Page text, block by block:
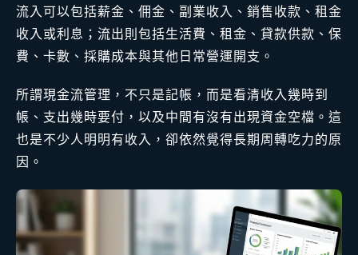
流入可以包括薪金、佣金、副業收入、銷售收款、租金
收入或利息；流出則包括生活費、租金、貸款供款、保
費、卡數、採購成本與其他日常營運開支。
所謂現金流管理，不只是記帳，而是看清收入幾時到
帳、支出幾時要付，以及中間有沒有出現資金空檔。這
也是不少人明明有收入，卻依然覺得長期周轉吃力的原
因。